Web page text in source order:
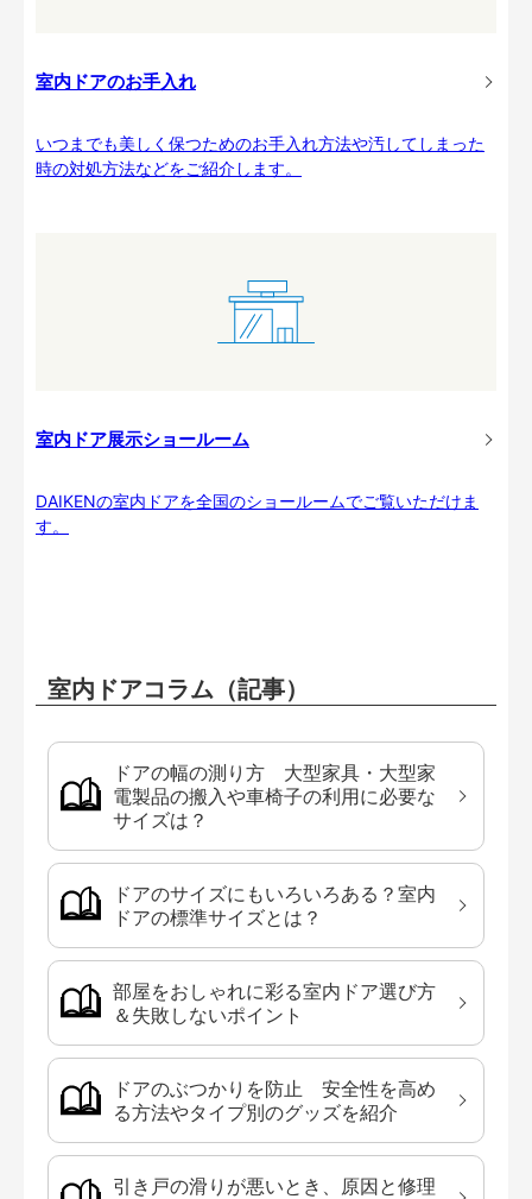
室内ドアのお手入れ
いつまでも美しく保つためのお手入れ方法や汚してしまった
時の対処方法などをご紹介します。
室内ドア展示ショールーム
DAIKENの室内ドアを全国のショールームでご覧いただけま
す。
室内ドアコラム（記事）
ドアの幅の測り方 大型家具・大型家
電製品の搬入や車椅子の利用に必要な
サイズは？
ドアのサイズにもいろいろある？室内
ドアの標準サイズとは？
部屋をおしゃれに彩る室内ドア選び方
＆失敗しないポイント
ドアのぶつかりを防止 安全性を高め
る方法やタイプ別のグッズを紹介
引き戸の滑りが悪いとき、原因と修理